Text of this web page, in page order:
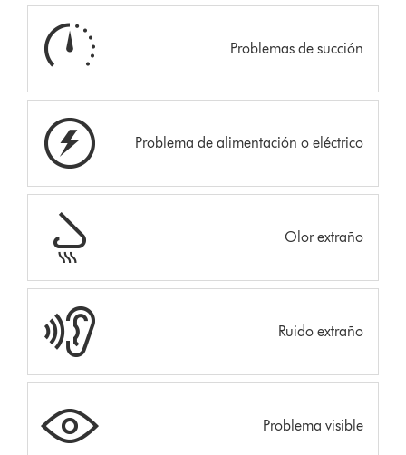
Problemas de succión
Problema de alimentación o eléctrico
Olor extraño
Ruido extraño
Problema visible